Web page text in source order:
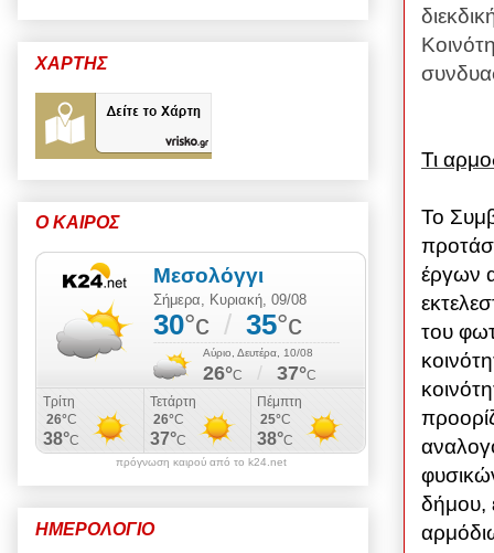
Τι
Το
έργων
του
δήμου,
ΧΑΡΤΗΣ
Ο ΚΑΙΡΟΣ
πρόγνωση καιρού από το k24.net
ΗΜΕΡΟΛΟΓΙΟ